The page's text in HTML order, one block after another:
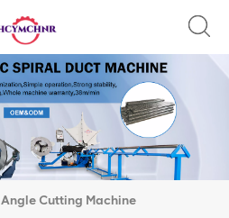
Angle Cutting Machine